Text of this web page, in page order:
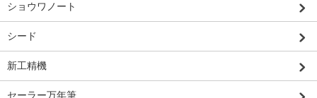
ショウワノート
シード
新工精機
セーラー万年筆